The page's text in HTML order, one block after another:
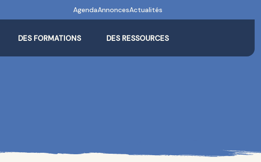
AgendaAnnoncesActualités
DES FORMATIONS DES RESSOURCES